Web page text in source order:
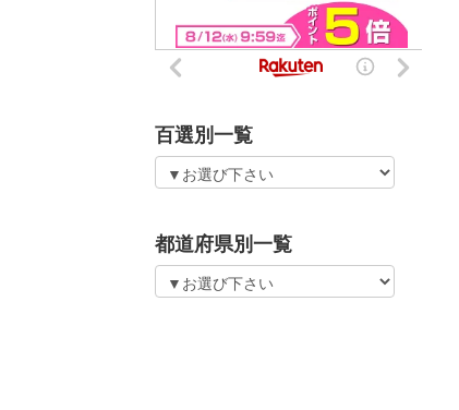
百選別一覧
都道府県別一覧